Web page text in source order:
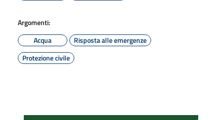
Argomenti:
Acqua
Risposta alle emergenze
Protezione civile